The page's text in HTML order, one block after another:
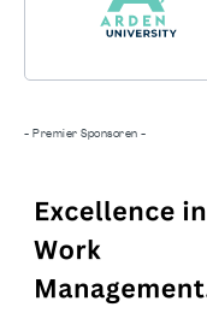
- Premier Sponsoren -